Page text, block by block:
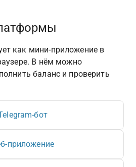
как мини-приложение в
В нём можно
баланс и проверить
бот
приложение